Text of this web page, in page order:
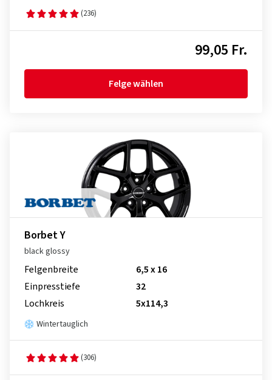
(236)
99,05 Fr.
Felge wählen
Borbet Y
black glossy
Felgenbreite
6,5 x 16
Einpresstiefe
32
Lochkreis
5x114,3
Wintertauglich
(306)